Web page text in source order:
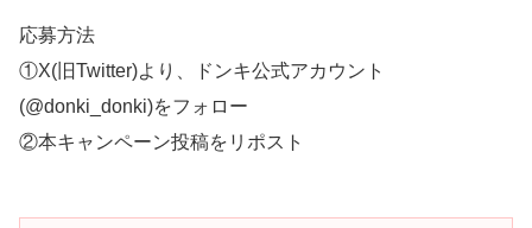
応募方法
①X(旧Twitter)より、ドンキ公式アカウント
(@donki_donki)をフォロー
②本キャンペーン投稿をリポスト